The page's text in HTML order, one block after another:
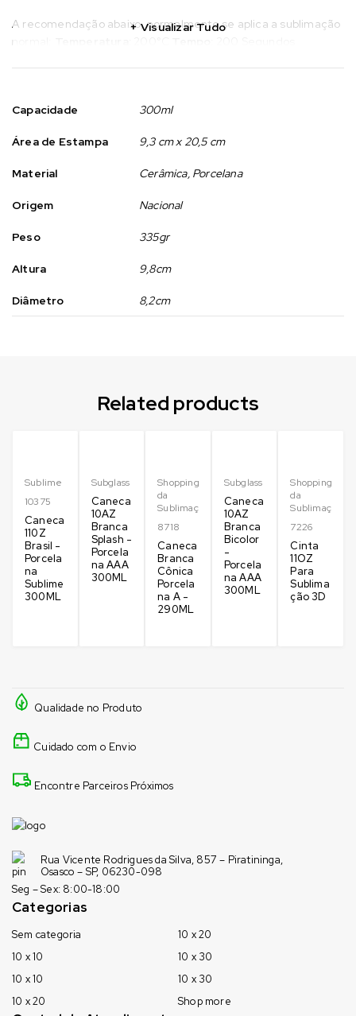
A recomendação abaixo, normalmente se aplica a sublimação
normal:
para referência, pois deve-se levar em consideração a
papel sublimático a ser utilizado.
Sugestões de Datas Comemorativas (Datas que mais
– Lembrança – Aniversário, Casamento, Confraternização e
Brindes.
– Eventos – Empresas, Escritórios e Branding de
atendimento.
Visualizar Tudo
Capacidade 300ml
Área de Estampa 9,3 cm x 20,5 cm
Material Cerâmica, Porcelana
Origem Nacional
Peso 335gr
Altura 9,8cm
Diâmetro 8,2cm
Related products
Sublime
10375
Caneca
110Z
Brasil -
Porcela
na
Sublime
300ML
Subglass
Caneca
10AZ
Branca
Splash -
Porcela
na AAA
300ML
Shopping
da
Sublimação
8718
Caneca
Branca
Cônica
Porcela
na A -
290ML
Subglass
Caneca
10AZ
Branca
Bicolor
-
Porcela
na AAA
300ML
Shopping
da
Sublimação
7226
Cinta
11OZ
Para
Sublima
ção 3D
Qualidade no Produto
Cuidado com o Envio
Encontre Parceiros Próximos
Rua Vicente Rodrigues da Silva, 857 – Piratininga,
Osasco – SP, 06230-098
Seg – Sex: 8:00-18:00
Categorias
Sem categoria
10 x 10
10 x 10
10 x 20
10 x 20
10 x 30
10 x 30
Shop more